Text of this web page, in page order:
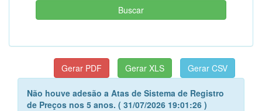
Não houve adesão a Atas de Sistema de Registro
de Preços nos 5 anos. ( 31/07/2026 19:01:26 )